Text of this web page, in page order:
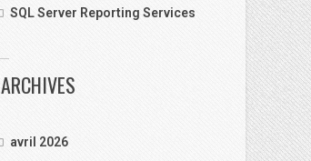
SQL Server Reporting Services
ARCHIVES
avril 2026